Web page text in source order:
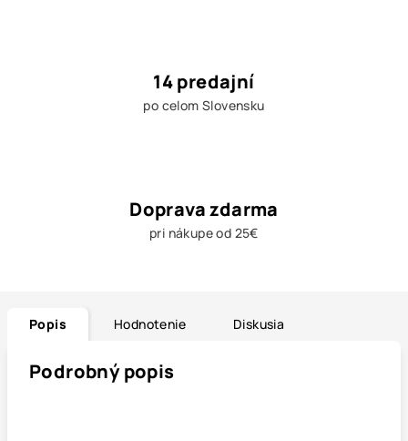
14 predajní
po celom Slovensku
Doprava zdarma
pri nákupe od 25€
Popis Hodnotenie Diskusia
Podrobný popis